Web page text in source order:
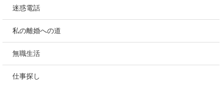
迷惑電話
私の離婚への道
無職生活
仕事探し